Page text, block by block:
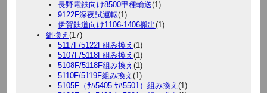
長野電鉄向け8500甲種輸送(1)
9122F深夜試運転(1)
伊賀鉄道向け1106-1406搬出(1)
組換え (17)
5117F/5122F組み換え (1)
5107F/5118F組み換え (1)
5108F/5118F組み換え (1)
5110F/5119F組み換え (1)
5105F（ｻﾊ5405-ｻﾊ5501）組み換え (1)